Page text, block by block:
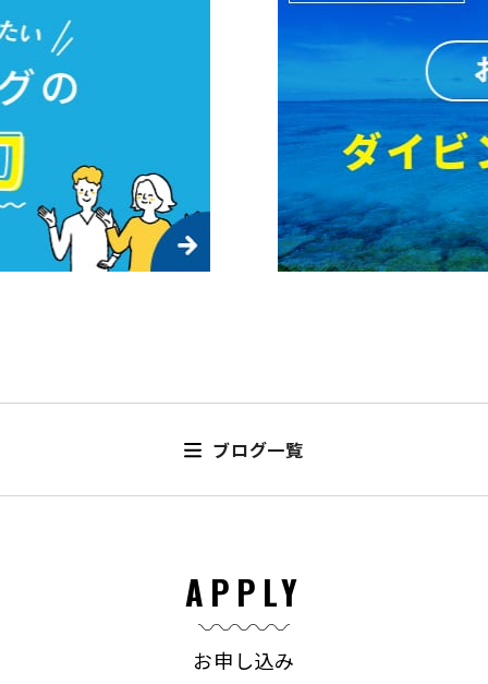
ブログ一覧
APPLY
お申し込み